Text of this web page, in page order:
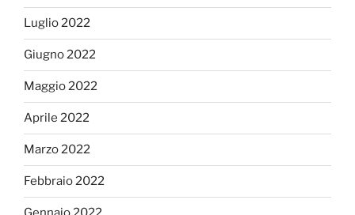
Luglio 2022
Giugno 2022
Maggio 2022
Aprile 2022
Marzo 2022
Febbraio 2022